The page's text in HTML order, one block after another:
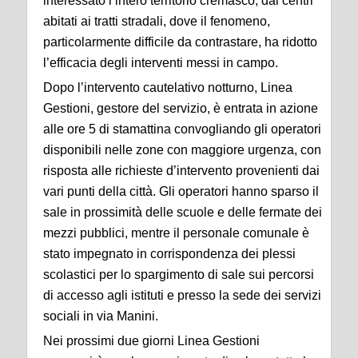
abitati ai tratti stradali, dove il fenomeno,
particolarmente difficile da contrastare, ha ridotto
l’efficacia degli interventi messi in campo.
Dopo l’intervento cautelativo notturno, Linea
Gestioni, gestore del servizio, è entrata in azione
alle ore 5 di stamattina convogliando gli operatori
disponibili nelle zone con maggiore urgenza, con
risposta alle richieste d’intervento provenienti dai
vari punti della città. Gli operatori hanno sparso il
sale in prossimità delle scuole e delle fermate dei
mezzi pubblici, mentre il personale comunale è
stato impegnato in corrispondenza dei plessi
scolastici per lo spargimento di sale sui percorsi
di accesso agli istituti e presso la sede dei servizi
sociali in via Manini.
Nei prossimi due giorni Linea Gestioni